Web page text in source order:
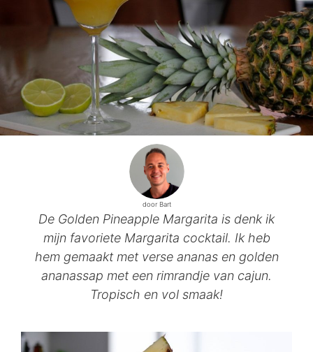
door Bart
De Golden Pineapple Margarita is denk ik
mijn favoriete Margarita cocktail. Ik heb
hem gemaakt met verse ananas en golden
ananassap met een rimrandje van cajun.
Tropisch en vol smaak!